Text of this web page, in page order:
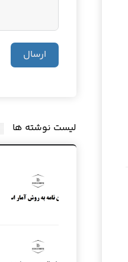
ارسال
لیست نوشته ها